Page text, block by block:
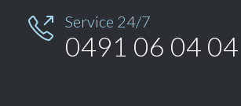
 Service 24/7
0491 06 04 04